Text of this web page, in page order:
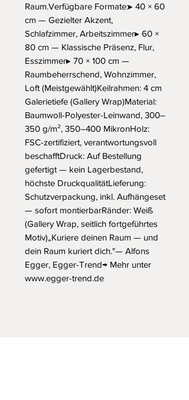
Raum.Verfügbare Formate:▸ 40 × 60
cm — Gezielter Akzent,
Schlafzimmer, Arbeitszimmer▸ 60 ×
80 cm — Klassische Präsenz, Flur,
Esszimmer▸ 70 × 100 cm —
Raumbeherrschend, Wohnzimmer,
Loft (Meistgewählt)Keilrahmen: 4 cm
Galerietiefe (Gallery Wrap)Material:
Baumwoll-Polyester-Leinwand, 300–
350 g/m², 350–400 MikronHolz:
FSC-zertifiziert, verantwortungsvoll
beschafftDruck: Auf Bestellung
gefertigt — kein Lagerbestand,
höchste DruckqualitätLieferung:
Schutzverpackung, inkl. Aufhängeset
— sofort montierbarRänder: Weiß
(Gallery Wrap, seitlich fortgeführtes
Motiv)„Kuriere deinen Raum — und
dein Raum kuriert dich."— Alfons
Egger, Egger-Trend→ Mehr unter
www.egger-trend.de